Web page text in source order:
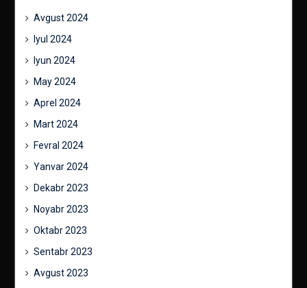
Avgust 2024
Iyul 2024
Iyun 2024
May 2024
Aprel 2024
Mart 2024
Fevral 2024
Yanvar 2024
Dekabr 2023
Noyabr 2023
Oktabr 2023
Sentabr 2023
Avgust 2023